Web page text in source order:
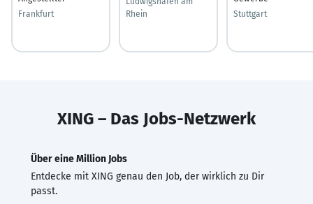
Frankfurt
Rhein
Stuttgart
XING – Das Jobs-Netzwerk
Über eine Million Jobs
Entdecke mit XING genau den Job, der wirklich zu Dir
passt.